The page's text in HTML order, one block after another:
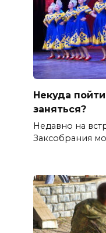
Некуда
заняться?
Недавно на
Заксобрания